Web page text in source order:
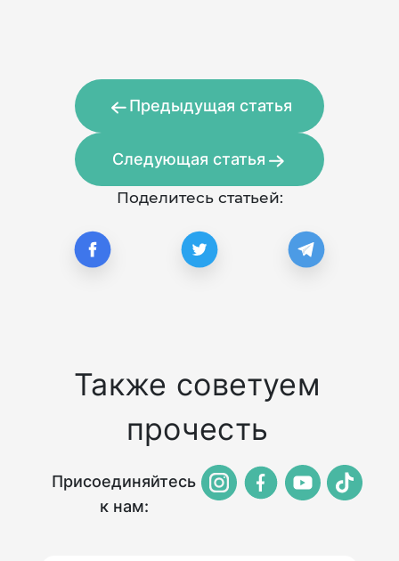
Предыдущая статья
Поделитесь статьей:
Следующая статья
Также советуем
прочесть
Присоединяйтесь
к нам: